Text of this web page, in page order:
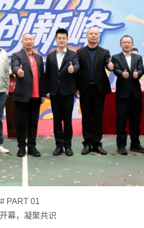
# PART 01
幕，凝聚共识